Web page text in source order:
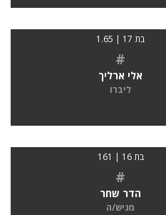
בת 17 | 1.65
#
אלי ארליך
ליברו
בת 16 | 161
#
הדר שחר
מגיש/ה